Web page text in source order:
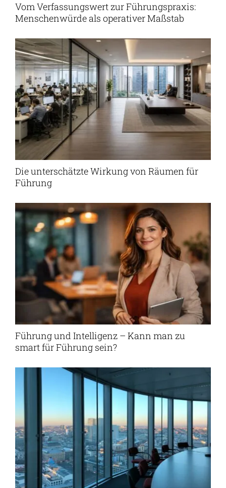
Vom Verfassungswert zur Führungspraxis:
Menschenwürde als operativer Maßstab
Die unterschätzte Wirkung von Räumen für
Führung
Führung und Intelligenz – Kann man zu
smart für Führung sein?